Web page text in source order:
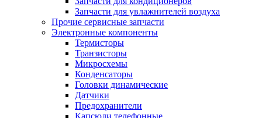
Запчасти для увлажнителей воздуха
Прочие сервисные запчасти
Электронные компоненты
Термисторы
Транзисторы
Микросхемы
Конденсаторы
Головки динамические
Датчики
Предохранители
Капсюли телефонные